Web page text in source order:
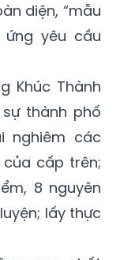
diện, “mẫu
yêu cầu
Khúc Thành
thành phố
nghiêm các
cấp trên;
8 nguyên
lấy thực